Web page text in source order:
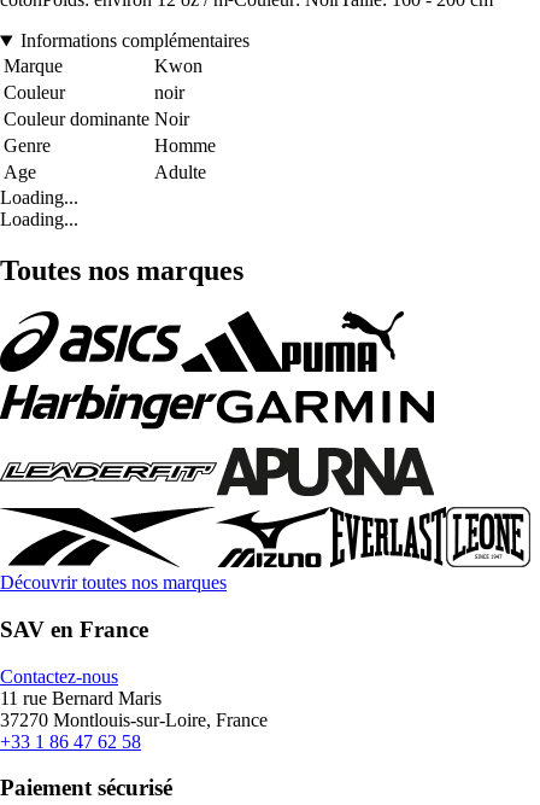
Informations complémentaires
Marque
Kwon
Couleur
noir
Couleur dominante Noir
Genre
Homme
Age
Adulte
Loading...
Loading...
Toutes nos marques
Découvrir toutes nos marques
SAV en France
Contactez-nous
11 rue Bernard Maris
37270 Montlouis-sur-Loire, France
+33 1 86 47 62 58
Paiement sécurisé